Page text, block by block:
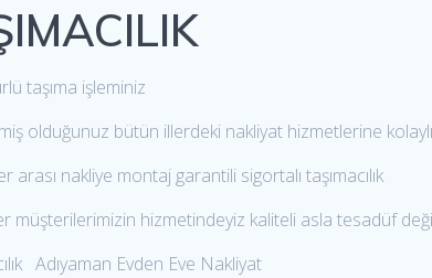
taşıma işleminiz
olduğunuz bütün illerdeki nakliyat hizmetlerine
nakliye montaj garantili sigortalı taşımacılık
müşterilerimizin hizmetindeyiz kaliteli asla tesadüf
Adıyaman Evden Eve Nakliyat